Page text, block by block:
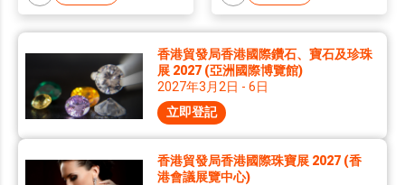
香港貿發局香港國際鑽石、寶石及珍珠
展 2027 (亞洲國際博覽館)
2027年3月2日 - 6日
立即登記
香港貿發局香港國際珠寶展 2027 (香
港會議展覽中心)